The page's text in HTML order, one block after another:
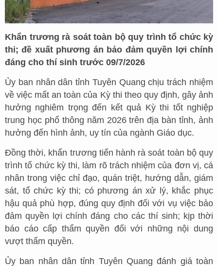
Khẩn trương rà soát toàn bộ quy trình tổ chức kỳ
thi; đề xuất phương án bảo đảm quyền lợi chính
đáng cho thí sinh trước 09/7/2026
Ủy ban nhân dân tỉnh Tuyên Quang chịu trách nhiệm
về việc mất an toàn của Kỳ thi theo quy định, gây ảnh
hưởng nghiêm trọng đến kết quả Kỳ thi tốt nghiệp
trung học phổ thông năm 2026 trên địa bàn tỉnh, ảnh
hưởng đến hình ảnh, uy tín của ngành Giáo dục.
Đồng thời, khẩn trương tiến hành rà soát toàn bộ quy
trình tổ chức kỳ thi, làm rõ trách nhiệm của đơn vị, cá
nhân trong việc chỉ đạo, quán triệt, hướng dẫn, giám
sát, tổ chức kỳ thi; có phương án xử lý, khắc phục
hậu quả phù hợp, đúng quy định đối với vụ việc bảo
đảm quyền lợi chính đáng cho các thí sinh; kịp thời
báo cáo cấp thẩm quyền đối với những nội dung
vượt thẩm quyền.
Ủy ban nhân dân tỉnh Tuyên Quang đánh giá toàn